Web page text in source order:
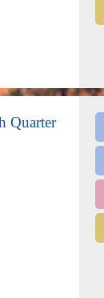
Quarter